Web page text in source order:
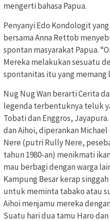
mengerti bahasa Papua.
Penyanyi Edo Kondologit
bersama Anna Rettob
spontan masyarakat Papua.
Mereka melakukan sesuatu
spontanitas itu yang memang
Nug Nug Wan berarti Cerita
legenda terbentuknya teluk
Tobati dan Enggros,
dan Aihoi, diperankan
Nere (putri Rully Nere,
tahun 1980-an) menikmati
mau berbagi dengan warga
Kampung Besar kerap
untuk meminta tabako atau
Aihoi menjamu mereka
Suatu hari dua tamu Haro